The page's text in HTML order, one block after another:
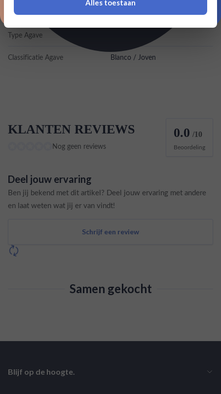
Land van herkomst Mexico
Type Agave
Classificatie Agave Blanco / Joven
KLANTEN REVIEWS
Nog geen reviews
0.0 /10
Beoordeling
Deel jouw ervaring
Ben jij bekend met dit artikel? Deel jouw ervaring met andere
en laat weten wat jij er van vindt!
Schrijf een review
Samen gekocht
Blijf op de hoogte.
Alles toestaan